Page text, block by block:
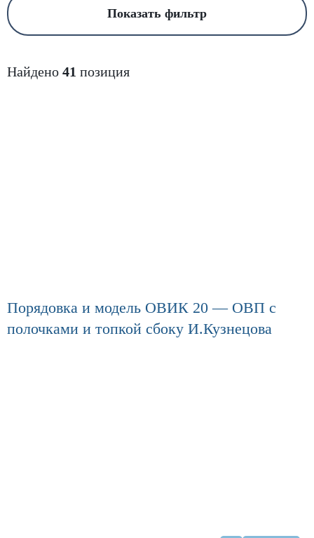
Показать фильтр
Найдено 41 позиция
Порядовка и модель ОВИК 20 — ОВП с
полочками и топкой сбоку И.Кузнецова